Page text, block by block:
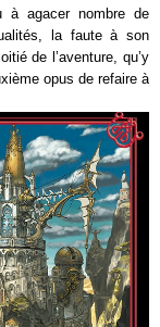
à agacer nombre de
la faute à son
de l’aventure, qu’y
opus de refaire à